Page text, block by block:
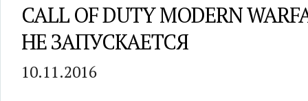
CALL OF DUTY MODERN
НЕ ЗАПУСКАЕТСЯ
10.11.2016